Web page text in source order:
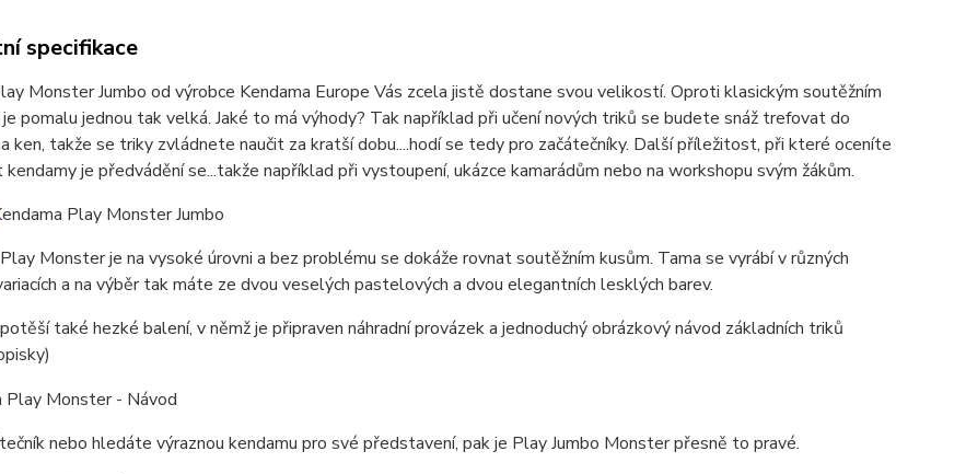
specifikace
Monster Jumbo od výrobce Kendama Europe Vás zcela jistě dostane svou velikostí. Oproti klasickým soutěžním
je pomalu jednou tak velká. Jaké to má výhody? Tak například při učení nových triků se budete snáž trefovat do
ken, takže se triky zvládnete naučit za kratší dobu....hodí se tedy pro začátečníky. Další příležitost, při které oceníte
je předvádění se...takže například při vystoupení, ukázce kamarádům nebo na workshopu svým žákům.
Monster je na vysoké úrovni a bez problému se dokáže rovnat soutěžním kusům. Tama se vyrábí v různých
a na výběr tak máte ze dvou veselých pastelových a dvou elegantních lesklých barev.
také hezké balení, v němž je připraven náhradní provázek a jednoduchý obrázkový návod základních triků
nebo hledáte výraznou kendamu pro své představení, pak je Play Jumbo Monster přesně to pravé.